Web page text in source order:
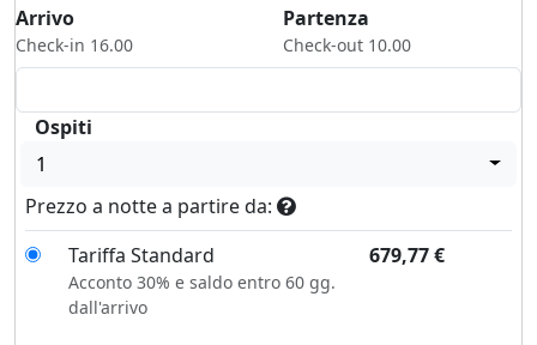
Arrivo
Check-in 16.00
Partenza
Check-out 10.00
Ospiti
1
Prezzo a notte a partire da:
Tariffa Standard
679,77€
Acconto 30% e saldo entro 60 gg.
dall'arrivo